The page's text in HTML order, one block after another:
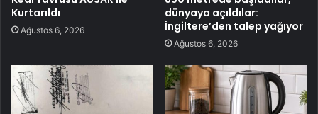
Kurtarıldı
Ağustos 6, 2026
dünyaya açıldılar:
İngiltere’den talep yağıyor
Ağustos 6, 2026